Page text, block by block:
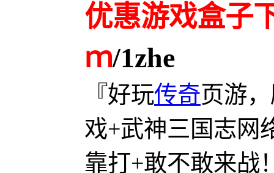
优惠游戏盒子
ｍ/1zhe
『好玩传奇页游
戏+武神三国志网
靠打+敢不敢来战